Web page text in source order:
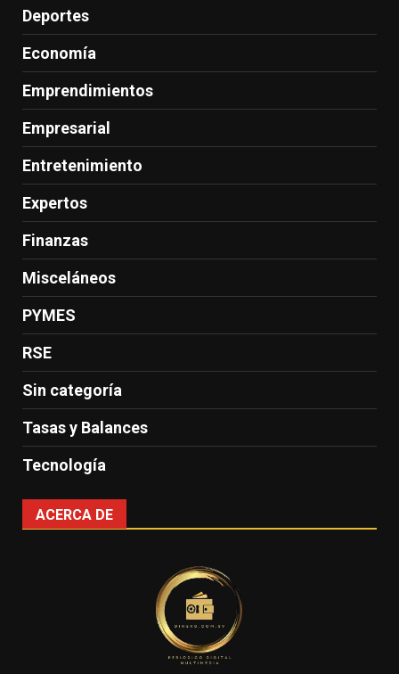
Deportes
Economía
Emprendimientos
Empresarial
Entretenimiento
Expertos
Finanzas
Misceláneos
PYMES
RSE
Sin categoría
Tasas y Balances
Tecnología
ACERCA DE